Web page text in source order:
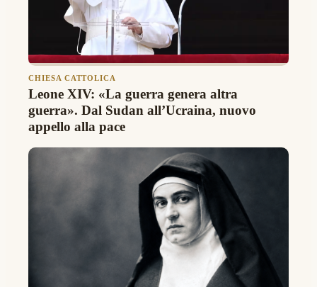
CHIESA CATTOLICA
Leone XIV: «La guerra genera altra
guerra». Dal Sudan all’Ucraina, nuovo
appello alla pace